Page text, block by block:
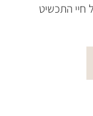
חיי התכשיט